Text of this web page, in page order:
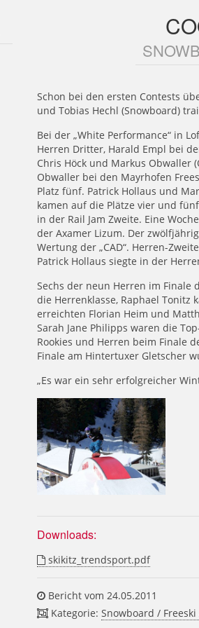
Schon bei den ersten Contests
und Tobias Hechl (Snowboard)
Bei der „White Performance“ in
Herren Dritter, Harald Empl bei
Chris Höck und Markus Obwaller
Obwaller bei den Mayrhofen
Platz fünf. Patrick Hollaus und
kamen auf die Plätze vier und
in der Rail Jam Zweite. Eine
der Axamer Lizum. Der
Wertung der „CAD“. Herren-
Patrick Hollaus siegte in der
Sechs der neun Herren im Finale
die Herrenklasse, Raphael Tonitz
erreichten Florian Heim und
Sarah Jane Philipps waren die
Rookies und Herren beim Finale
Finale am Hintertuxer Gletscher
„Es war ein sehr erfolgreicher
Downloads:
skikitz_trendsport.pdf
Bericht vom 24.05.2011
Kategorie:Snowboard /